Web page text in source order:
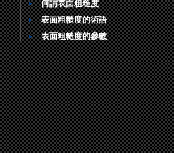
何謂表面粗糙度
表面粗糙度的術語
表面粗糙度的參數